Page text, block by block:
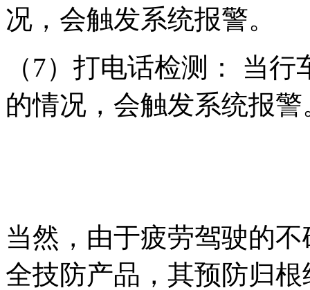
况，会触发系统报警。
（7）打电话检测： 当行
的情况，会触发系统报警
当然，由于疲劳驾驶的
全技防产品，其预防归